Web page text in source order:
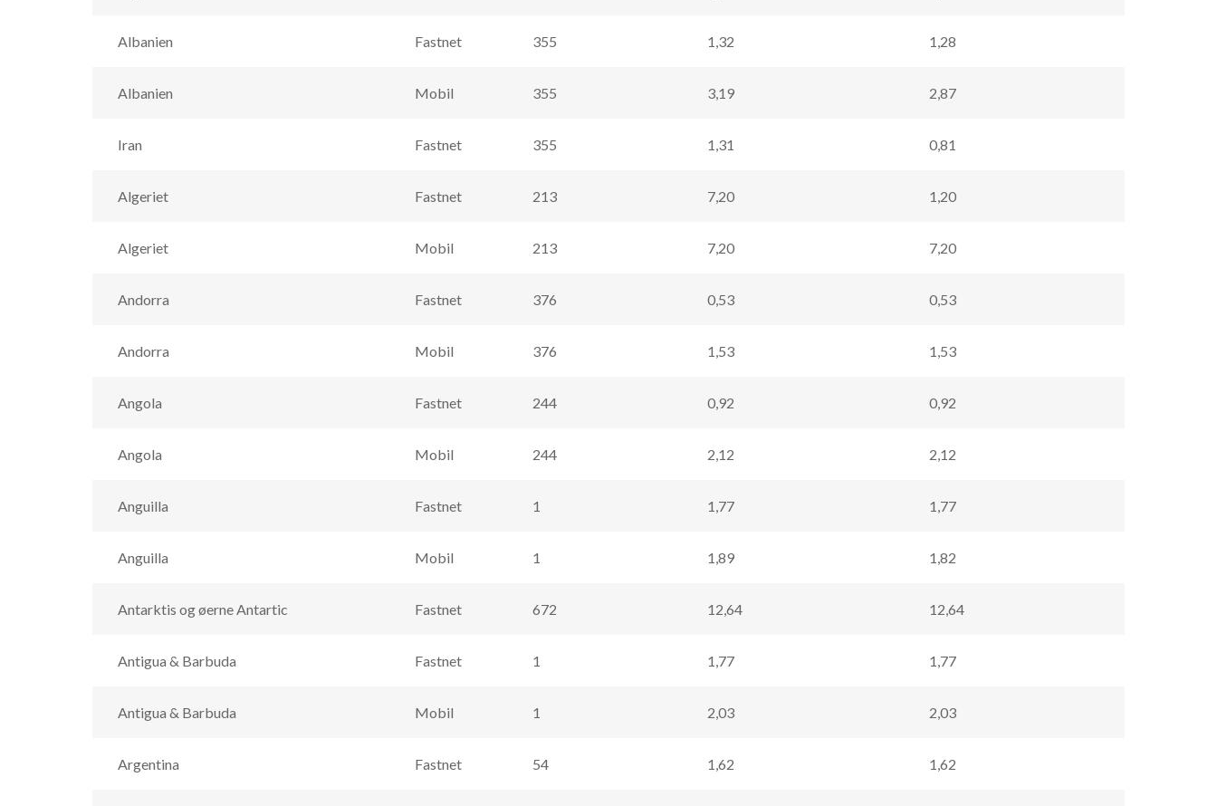
Albanien Fastnet 355 1,32 1,28
Albanien Mobil 355 3,19 2,87
Iran Fastnet 355 1,31 0,81
Algeriet Fastnet 213 7,20 1,20
Algeriet Mobil 213 7,20 7,20
Andorra Fastnet 376 0,53 0,53
Andorra Mobil 376 1,53 1,53
Angola Fastnet 244 0,92 0,92
Angola Mobil 244 2,12 2,12
Anguilla Fastnet 1 1,77 1,77
Anguilla Mobil 1 1,89 1,82
Antarktis og øerne Antartic Fastnet 672 12,64 12,64
Antigua & Barbuda Fastnet 1 1,77 1,77
Antigua & Barbuda Mobil 1 2,03 2,03
Argentina Fastnet 54 1,62 1,62